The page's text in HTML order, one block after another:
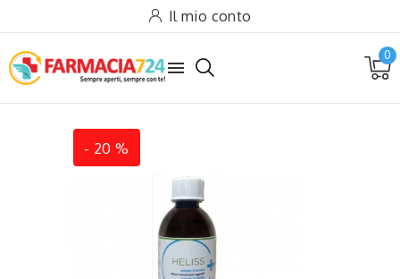
Il mio conto

0
- 20 %